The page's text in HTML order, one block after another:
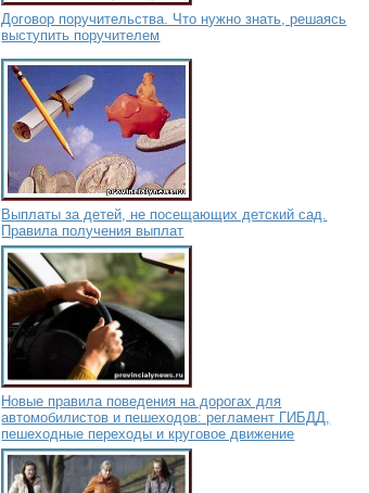
Договор поручительства. Что нужно знать, решаясь
выступить поручителем
Выплаты за детей, не посещающих детский сад.
Правила получения выплат
Новые правила поведения на дорогах для
автомобилистов и пешеходов: регламент ГИБДД,
пешеходные переходы и круговое движение